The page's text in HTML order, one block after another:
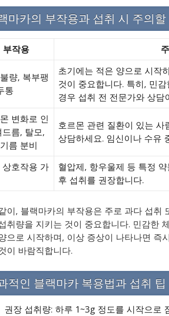
마카의 부작용과 섭취 시 주의할
부작용
량, 복부팽
통
초기에는 적은 양으로 시작
것이 중요합니다. 특히, 민
경우 섭취 전 전문가와 상담
변화로 인
드름, 탈모,
름 분비
호르몬 관련 질환이 있는
상담하세요. 임신이나 수유
상호작용 가
혈압제, 항우울제 등 특정
후 섭취를 권장합니다.
이, 블랙마카의 부작용은 주로 과다 섭취
취량을 지키는 것이 중요합니다. 민감한
으로 시작하며, 이상 증상이 나타나면 즉
이 바람직합니다.
적인 블랙마카 복용법과 섭취 팁
권장 섭취량: 하루 1~3g 정도를 시작으로